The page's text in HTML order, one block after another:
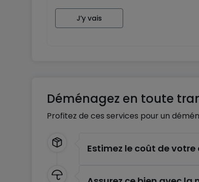
J’y vais
Déménagez en toute
Profitez de ces services pour un
Estimez le coût de